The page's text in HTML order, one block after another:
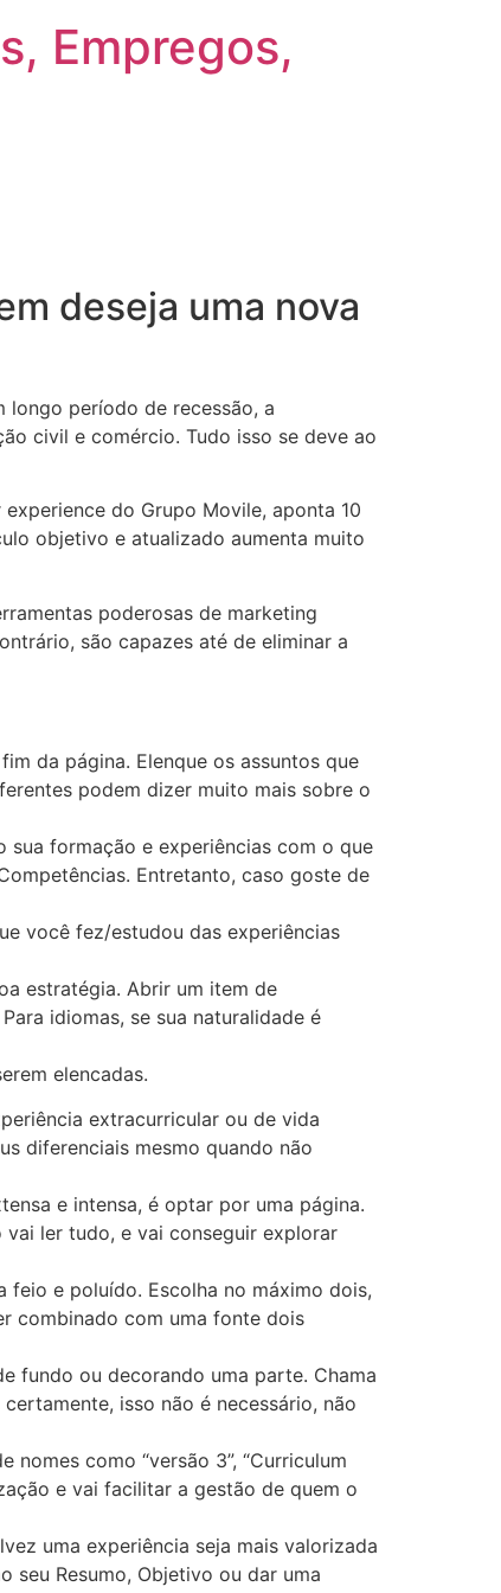
Empregos,
deseja uma nova
longo período de recessão, a
civil e comércio. Tudo isso se deve ao
do Grupo Movile, aponta 10
objetivo e atualizado aumenta muito
poderosas de marketing
são capazes até de eliminar a
da página. Elenque os assuntos que
podem dizer muito mais sobre o
sua formação e experiências com o que
Entretanto, caso goste de
você fez/estudou das experiências
estratégia. Abrir um item de
idiomas, se sua naturalidade é
elencadas.
extracurricular ou de vida
diferenciais mesmo quando não
e intensa, é optar por uma página.
ler tudo, e vai conseguir explorar
e poluído. Escolha no máximo dois,
combinado com uma fonte dois
fundo ou decorando uma parte. Chama
isso não é necessário, não
como “versão 3”, “Curriculum
e vai facilitar a gestão de quem o
uma experiência seja mais valorizada
seu Resumo, Objetivo ou dar uma